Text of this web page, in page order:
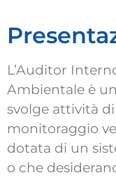
L’Auditor
Ambientale è
svolge attività
monitoraggio
dotata di un
o che